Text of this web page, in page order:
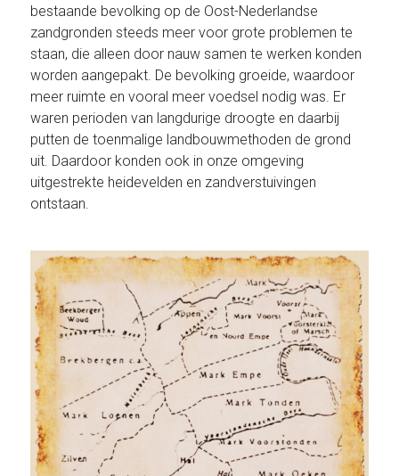
bestaande bevolking op de Oost-Nederlandse
zandgronden steeds meer voor grote problemen te
staan, die alleen door nauw samen te werken konden
worden aangepakt. De bevolking groeide, waardoor
meer ruimte en vooral meer voedsel nodig was. Er
waren perioden van langdurige droogte en daarbij
putten de toenmalige landbouwmethoden de grond
uit. Daardoor konden ook in onze omgeving
uitgestrekte heidevelden en zandverstuivingen
ontstaan.